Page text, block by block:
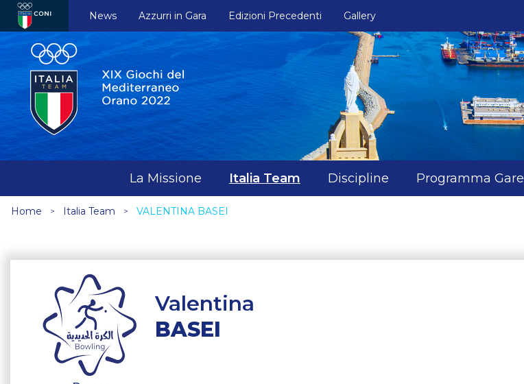
News Azzurri in Gara Edizioni Precedenti Gallery
La Missione Italia Team Discipline Programma Gare
Home Italia Team VALENTINA BASEI
Valentina
BASEI